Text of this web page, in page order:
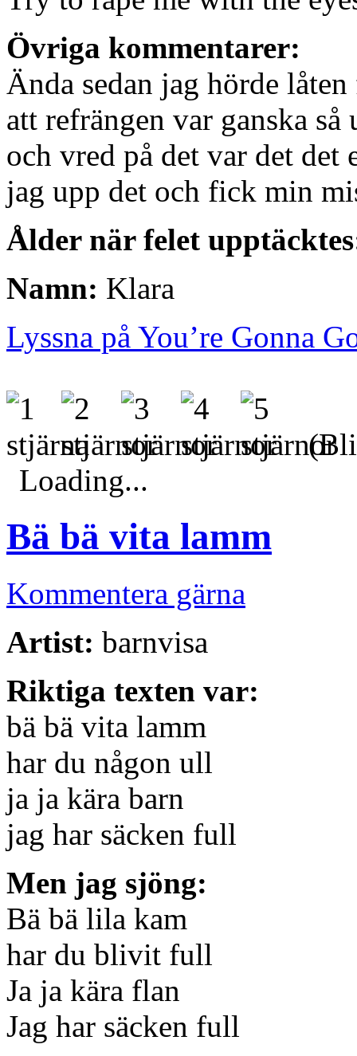
Övriga kommentarer:
Ända sedan jag hörde
att refrängen var ganska
och vred på det var det
jag upp det och fick min
Ålder när felet
Namn: Klara
Lyssna på You’re Gonna
(Bli
Loading...
Bä bä vita lamm
Kommentera gärna
Artist: barnvisa
Riktiga texten var:
bä bä vita lamm
har du någon ull
ja ja kära barn
jag har säcken full
Men jag sjöng:
Bä bä lila kam
har du blivit full
Ja ja kära flan
Jag har säcken full